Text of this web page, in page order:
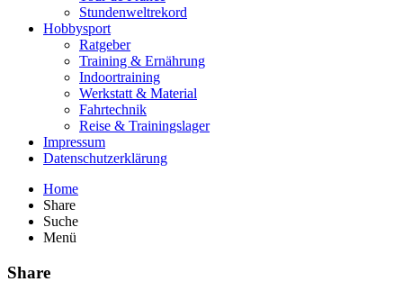
Stundenweltrekord
Hobbysport
Ratgeber
Training & Ernährung
Indoortraining
Werkstatt & Material
Fahrtechnik
Reise & Trainingslager
Impressum
Datenschutzerklärung
Home
Share
Suche
Menü
Share